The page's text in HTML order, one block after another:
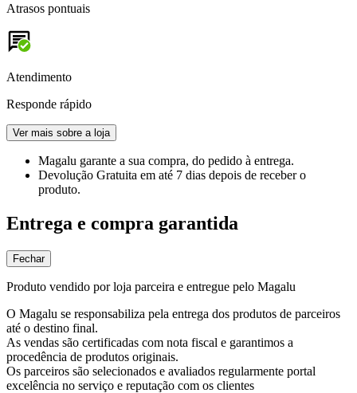
Atrasos pontuais
Atendimento
Responde rápido
Ver mais sobre a loja
Magalu garante a sua compra, do pedido à entrega.
Devolução Gratuita em até 7 dias depois de receber o
produto.
Entrega e compra garantida
Fechar
Produto vendido por loja parceira e entregue pelo Magalu
O Magalu se responsabiliza pela entrega dos produtos de parceiros
até o destino final.
As vendas são certificadas com nota fiscal e garantimos a
procedência de produtos originais.
Os parceiros são selecionados e avaliados regularmente portal
excelência no serviço e reputação com os clientes